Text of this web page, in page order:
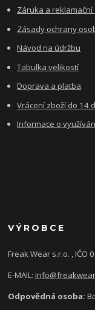
Záruka a reklamační
Zásady ochrany
Návod na údržbu
Tabulka velikostí
Doprava a platba
Vrácení zboží do 14
Informace o
VÝROBCE
Freak Wear s.r.o. , IČO
E-MAIL:
Odpovědná osoba: